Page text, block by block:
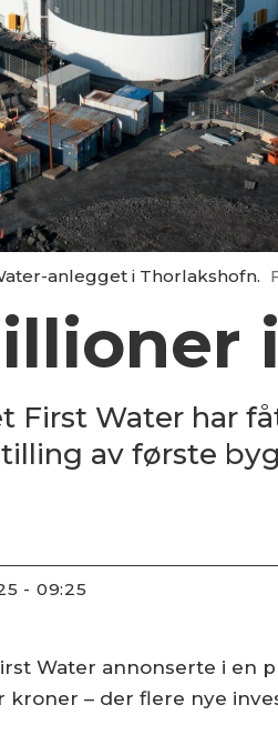
anlegget i Thorlakshofn.
First Water har
av første
- 09:25
Water annonserte i en
– der flere nye